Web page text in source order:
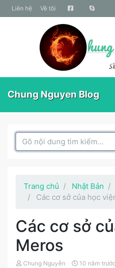
liên hệ Về tôi
Chung Nguyen Blog
Search Box
Trang chủ Nhật Bản
Các cơ sở của học
Các cơ sở
Meros
Chung Nguyễn 10 năm trước